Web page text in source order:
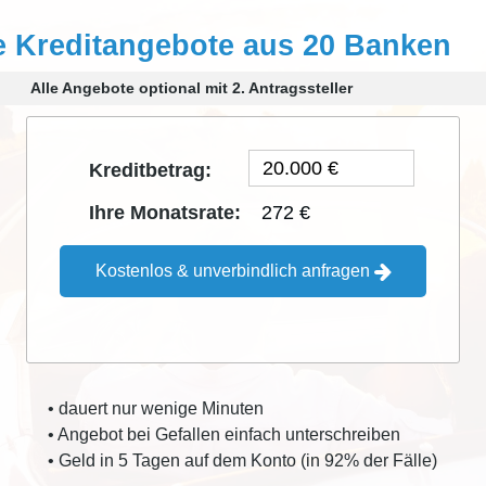
Kreditangebote aus 20 Banken
Alle Angebote optional mit 2. Antragssteller
Kreditbetrag:
Ihre Monatsrate:
272 €
Kostenlos & unverbindlich anfragen
• dauert nur wenige Minuten
• Angebot bei Gefallen einfach unterschreiben
• Geld in 5 Tagen auf dem Konto (in 92% der Fälle)